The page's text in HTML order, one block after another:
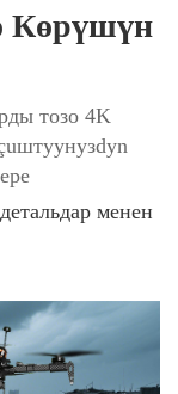
Көрүшүн
тозо 4K
менен